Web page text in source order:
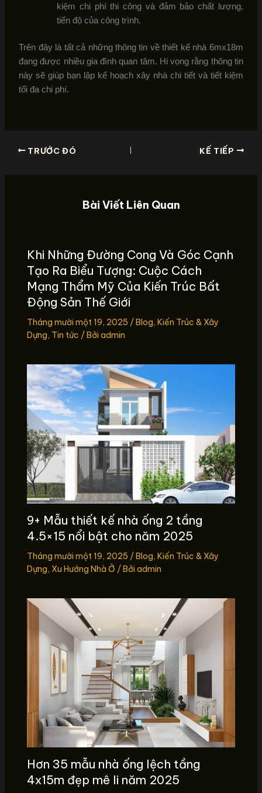
kiệm chi phí thi công và đảm bảo chất lượng,
tiến độ của công trình.
Trên đây là tất cả những thông tin về thiết kế nhà 6mx18m
đang được nhiều gia đình quan tâm. Hi vọng rằng thông tin
này sẽ giúp bạn lập kế hoạch xây nhà chi tiết và tiết kiệm
tối đa chi phí.
TRƯỚC ĐÓ KẾ TIẾP
Bài Viết Liên Quan
Khi Những Đường Cong Và Góc Cạnh
Tạo Ra Biểu Tượng: Cuộc Cách
Mạng Thẩm Mỹ Của Kiến Trúc Bất
Động Sản Thế Giới
Tháng mười một 19, 2025 /Blog, Kiến Trúc & Xây
Dựng, Tin tức / Bởi admin
9+ Mẫu thiết kế nhà ống 2 tầng
4.5×15 nổi bật cho năm 2025
Tháng mười một 19, 2025 /Blog, Kiến Trúc & Xây
Dựng, Xu Hướng Nhà Ở / Bởi admin
Hơn 35 mẫu nhà ống lệch tầng
4x15m đẹp mê li năm 2025